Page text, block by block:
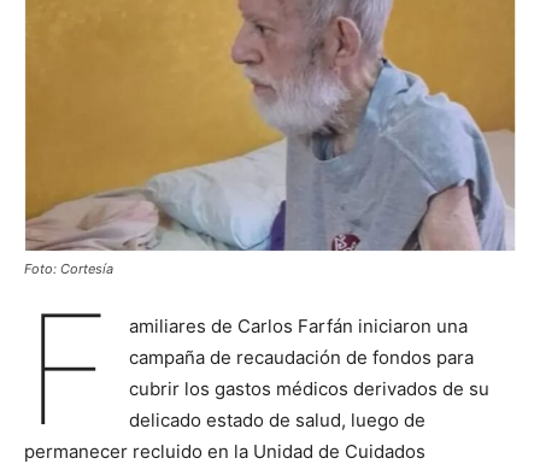
Foto: Cortesía
F
amiliares de Carlos Farfán iniciaron una
campaña de recaudación de fondos para
cubrir los gastos médicos derivados de su
delicado estado de salud, luego de
permanecer recluido en la Unidad de Cuidados